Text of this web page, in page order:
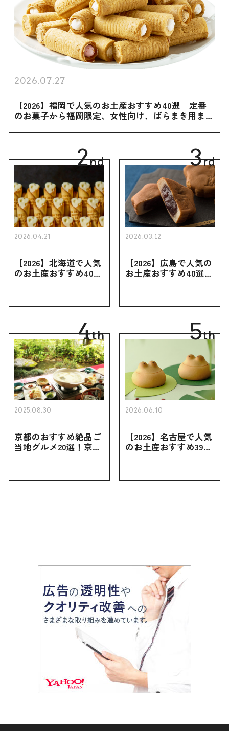
2026.07.27
【2026】福岡で人気のお土産おすすめ40選｜定番
のお菓子から福岡限定、女性向け、ばらまき用まで
2nd
2026.04.21
【2026】北海道で人気
のお土産おすすめ40選
買えない限定品、女性
3rd
2026.03.12
【2026】広島で人気の
お土産おすすめ40選｜
き用、女性向けまで幅
4th
2025.08.30
京都のおすすめ絶品ご
当地グルメ20選！京都
5th
2026.06.10
【2026】名古屋で人気
のお土産おすすめ39選
お土産・ばらまき用ま